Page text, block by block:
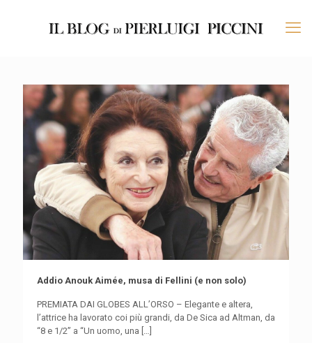
Addio Anouk Aimée, musa di Fellini (e non solo)
PREMIATA DAI GLOBES ALL’ORSO – Elegante e altera,
l’attrice ha lavorato coi più grandi, da De Sica ad Altman, da
“8 e 1/2” a “Un uomo, una […]